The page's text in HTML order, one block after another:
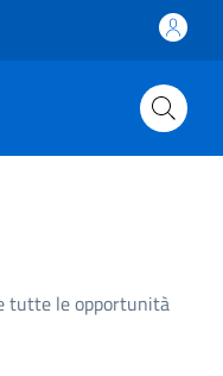
tutte le opportunità